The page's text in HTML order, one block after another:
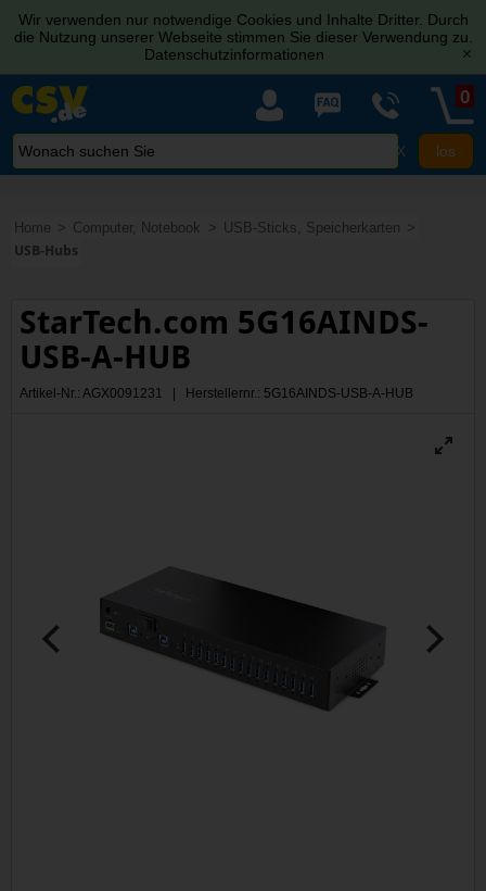
Wir verwenden nur notwendige Cookies und Inhalte Dritter. Durch
die Nutzung unserer Webseite stimmen Sie dieser Verwendung zu.
Datenschutzinformationen
[x]
X
0
Home Computer, Notebook
USB-Sticks, Speicherkarten
USB-Hubs
StarTech.com 5G16AINDS-
USB-A-HUB
Artikel-Nr.: AGX0091231 | Herstellernr.: 5G16AINDS-USB-A-HUB